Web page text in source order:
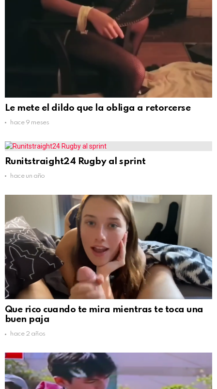
Le mete el dildo que la obliga a retorcerse
hace 9 meses
Runitstraight24 Rugby al sprint
hace un año
Que rico cuando te mira mientras te toca una
buen paja
hace 2 años